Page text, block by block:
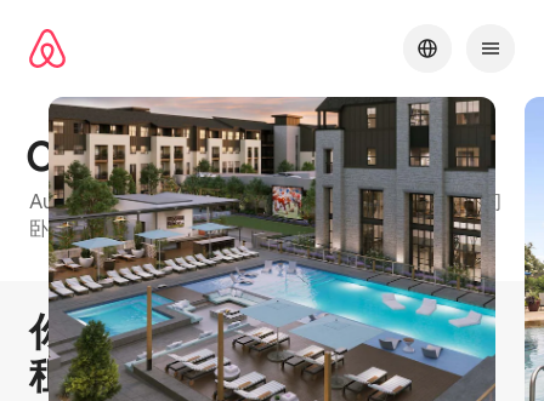
Camden La Frontera
Austin Metro的爱彼迎友好型公寓楼，有1 间卧室和2 间
卧室等可订单元
显示 0 项中的 0 项
1 / 33
你可以赚取$0 在爱彼迎出
租房源